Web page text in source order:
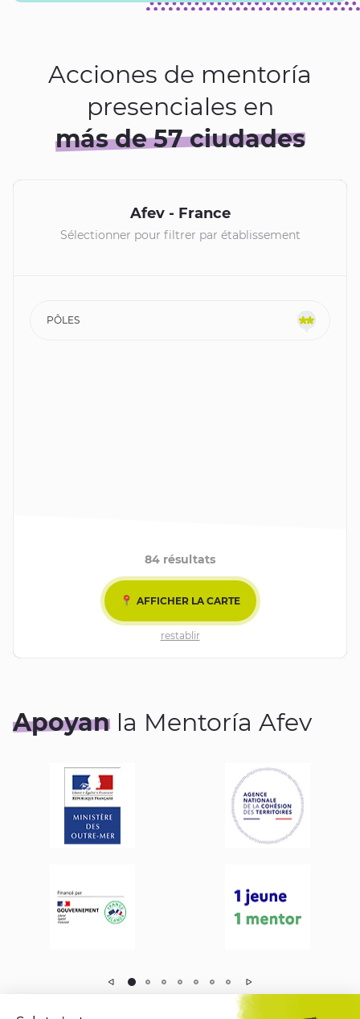
Acciones de mentoría
presenciales en
más de 57 ciudades
Afev - France
Sélectionner pour filtrer par établissement
PÔLES
84 résultats
AFFICHER LA CARTE
restablir
AFFICHER LES FILTRES
Apoyan la Mentoría Afev